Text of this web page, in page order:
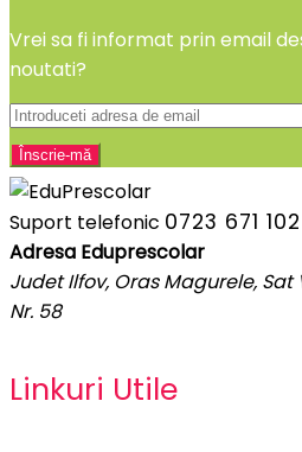
Vrei sa fi informat prin email
noutati?
Suport telefonic 0723 671 102
Adresa Eduprescolar
Judet Ilfov, Oras Magurele, Sat
Nr. 58
Linkuri Utile